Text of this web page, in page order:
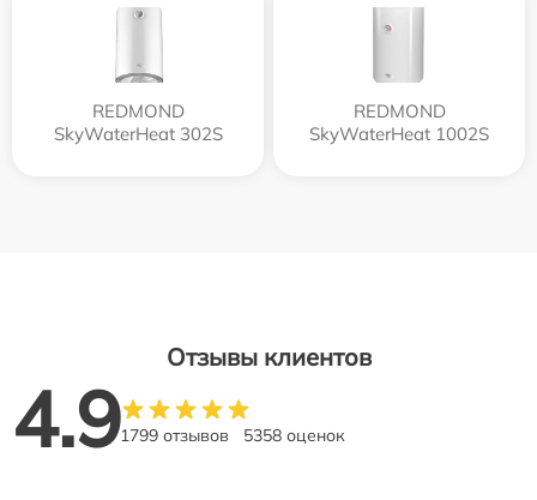
REDMOND
SkyWaterHeat 302S
REDMOND
SkyWaterHeat 1002S
Отзывы клиентов
4.91799 отзывов 5358 оценок